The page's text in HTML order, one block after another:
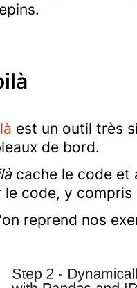
est un outil très
de bord.
cache le code et
le code, y compris
reprend nos